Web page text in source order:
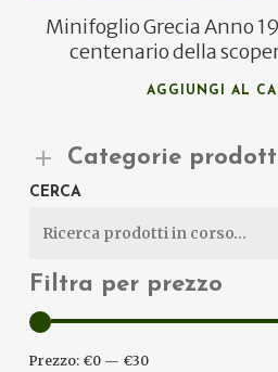
Minifoglio Grecia Anno
centenario della
AGGIUNGI AL
Categorie
CERCA
Filtra per prezzo
Prezzo: €0— €30